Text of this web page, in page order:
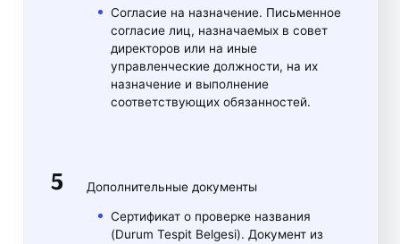
Согласие на назначение. Письменное
согласие лиц, назначаемых в совет
директоров или на иные
управленческие должности, на их
назначение и выполнение
соответствующих обязанностей.
Дополнительные документы
Сертификат о проверке названия
(Durum Tespit Belgesi). Документ из